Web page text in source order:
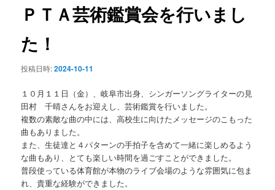
ン
ツ
へ
移
動
ゲ
ＰＴＡ芸術鑑賞会を行いまし
た！
投稿日時:2024-10-11
１０月１１日（金）、岐阜市出身、シンガーソングライターの見
田村 千晴さんをお迎えし、芸術鑑賞を行いました。
複数の素敵な曲の中には、高校生に向けたメッセージのこもった
曲もありました。
また、生徒達と４パターンの手拍子を含めて一緒に楽しめるよう
な曲もあり、とても楽しい時間を過ごすことができました。
普段使っている体育館が本物のライブ会場のような雰囲気に包ま
れ、貴重な経験ができました。